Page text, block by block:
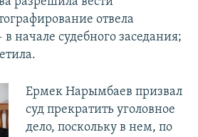
отвела
начале судебного заседания;
Ермек Нарымбаев призвал
суд прекратить уголовное
дело, поскольку в нем, по